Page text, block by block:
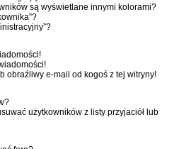
są wyświetlane innymi kolorami?
obraźliwy e-mail od kogoś z tej witryny!
użytkowników z listy przyjaciół lub